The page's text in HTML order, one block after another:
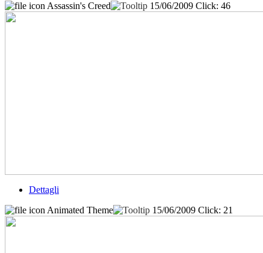
Assassin's Creed
15/06/2009 Click: 46
Dettagli
Animated Theme
15/06/2009 Click: 21